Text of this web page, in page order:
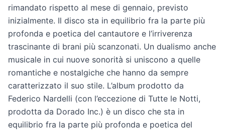
rimandato rispetto al mese di gennaio, previsto
inizialmente. Il disco sta in equilibrio fra la parte più
profonda e poetica del cantautore e l’irriverenza
trascinante di brani più scanzonati. Un dualismo anche
musicale in cui nuove sonorità si uniscono a quelle
romantiche e nostalgiche che hanno da sempre
caratterizzato il suo stile. L’album prodotto da
Federico Nardelli (con l’eccezione di Tutte le Notti,
prodotta da Dorado Inc.) è un disco che sta in
equilibrio fra la parte più profonda e poetica del